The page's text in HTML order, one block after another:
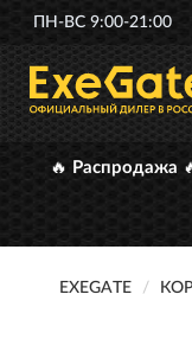
ПН-ВС 9:00-21:00
🔥 Распродажа
EXEGATE